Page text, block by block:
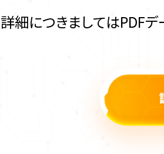
詳細につきましてはPDFデ